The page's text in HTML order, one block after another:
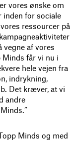
vores ønske om
inden for sociale
ressourcer på
af vores
Minds får vi nu i
hele vejen fra
indrykning,
Det kræver, at vi
andre
Minds og med